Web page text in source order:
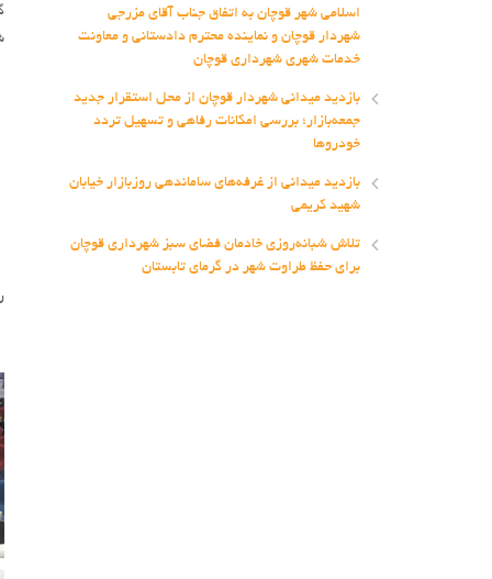
اسلامی شهر قوچان به اتفاق جناب آقای مزرجی
شهردار قوچان و نماینده محترم دادستانی و معاونت
خدمات شهری شهرداری قوچان
بازدید میدانی شهردار قوچان از محل استقرار جدید
جمعه‌بازار؛ بررسی امکانات رفاهی و تسهیل تردد
خودروها
بازدید میدانی از غرفه‌های ساماندهی روزبازار خیابان
شهید کریمی
تلاش شبانه‌روزی خادمان فضای سبز شهرداری قوچان
برای حفظ طراوت شهر در گرمای تابستان